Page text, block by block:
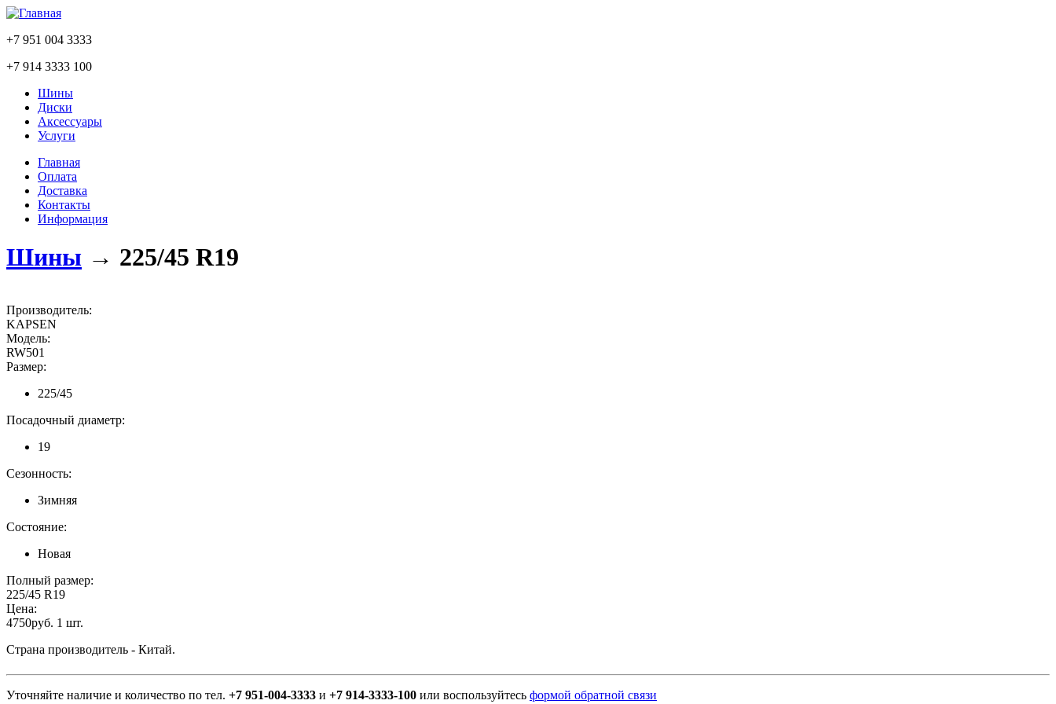
+7 951 004 3333
+7 914 3333 100
Шины
Диски
Аксессуары
Услуги
Главная
Оплата
Доставка
Контакты
Информация
Шины → 225/45 R19
Производитель:
KAPSEN
Модель:
RW501
Размер:
225/45
Посадочный диаметр:
19
Сезонность:
Зимняя
Состояние:
Новая
Полный размер:
225/45 R19
Цена:
4750руб. 1 шт.
Страна производитель - Китай.
Уточняйте наличие и количество по тел. +7 951-004-3333 и +7 914-3333-100 или воспользуйтесь формой обратной связи